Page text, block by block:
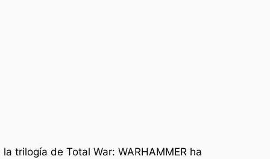
trilogía de Total War: WARHAMMER ha